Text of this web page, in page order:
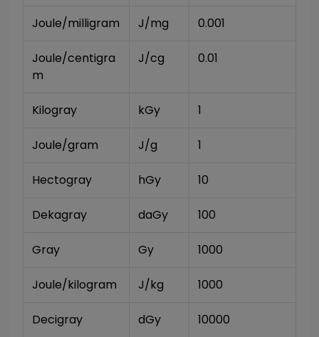
Joule/milligram J/mg 0.001
Joule/centigra
m
J/cg 0.01
Kilogray kGy 1
Joule/gram J/g 1
Hectogray hGy 10
Dekagray daGy 100
Gray Gy 1000
Joule/kilogram J/kg 1000
Decigray dGy 10000